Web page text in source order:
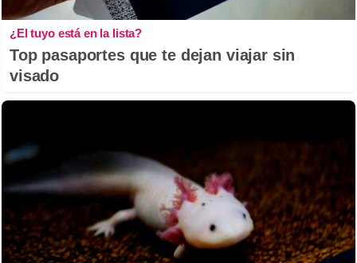
¿El tuyo está en la lista?
Top pasaportes que te dejan viajar sin
visado